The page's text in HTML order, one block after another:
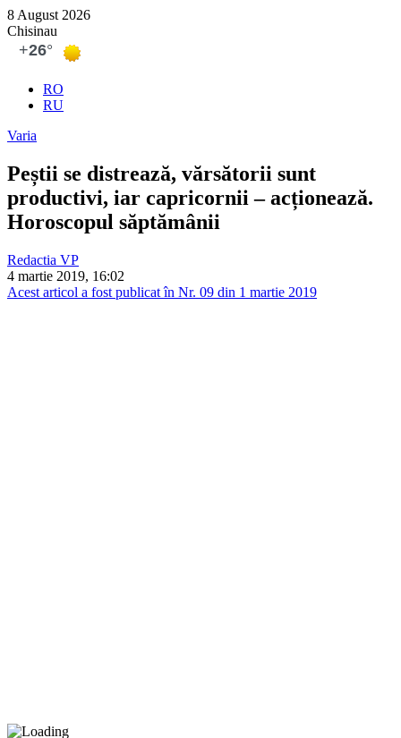
8 August 2026
Chisinau
RO
RU
Varia
Peștii se distrează, vărsătorii sunt
productivi, iar capricornii – acționează.
Horoscopul săptămânii
Redactia VP
4 martie 2019, 16:02
Acest articol a fost publicat în Nr. 09 din 1 martie 2019